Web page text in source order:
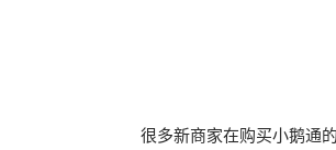
很多新商家在购买小鹅通的